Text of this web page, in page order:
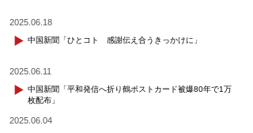
2025.06.18
中国新聞「ひとコト 感謝伝え合うきっかけに」
2025.06.11
中国新聞「平和発信へ折り鶴ポストカード被爆80年で1万
枚配布」
2025.06.04